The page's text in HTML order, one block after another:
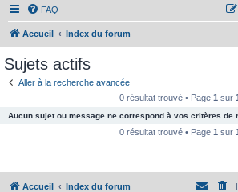
FAQ
Accueil Index du forum
Sujets actifs
Aller à la recherche avancée
0 résultat trouvé • Page 1 sur
Aucun sujet ou message ne correspond à vos critères de
0 résultat trouvé • Page 1 sur
Accueil Index du forum